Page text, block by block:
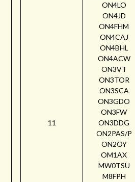
11
ON4LO
ON4JD
ON4FHM
ON4CAJ
ON4BHL
ON4ACW
ON3VT
ON3TOR
ON3SCA
ON3GDO
ON3FW
ON3DDG
ON2PAS/P
ON2OY
OM1AX
MW0TSU
M8FPH